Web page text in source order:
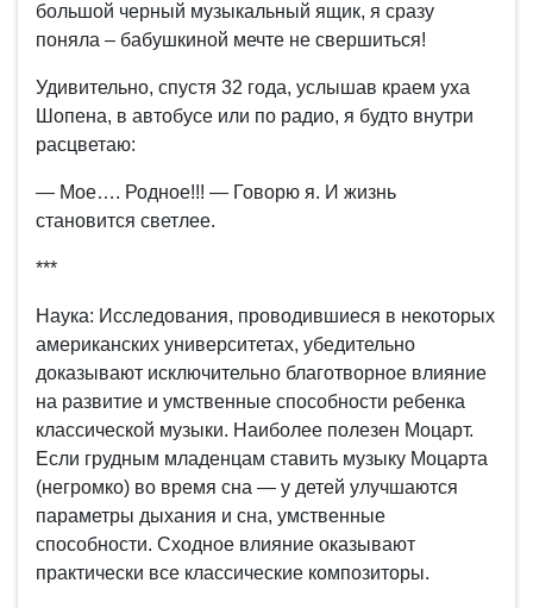
большой черный музыкальный ящик, я сразу
поняла – бабушкиной мечте не свершиться!
Удивительно, спустя 32 года, услышав краем уха
Шопена, в автобусе или по радио, я будто внутри
расцветаю:
— Мое…. Родное!!! — Говорю я. И жизнь
становится светлее.
***
Наука: Исследования, проводившиеся в некоторых
американских университетах, убедительно
доказывают исключительно благотворное влияние
на развитие и умственные способности ребенка
классической музыки. Наиболее полезен Моцарт.
Если грудным младенцам ставить музыку Моцарта
(негромко) во время сна — у детей улучшаются
параметры дыхания и сна, умственные
способности. Сходное влияние оказывают
практически все классические композиторы.